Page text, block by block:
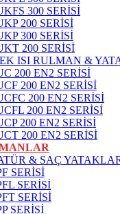
300 SERİSİ
200 SERİSİ
300 SERİSİ
200 SERİSİ
ISI RULMAN &
200 EN2 SERİSİ
200 EN2 SERİSİ
200 EN2 SERİSİ
200 EN2 SERİSİ
200 EN2 SERİSİ
200 EN2 SERİSİ
& SAÇ
SERİSİ
SERİSİ
SERİSİ
SERİSİ